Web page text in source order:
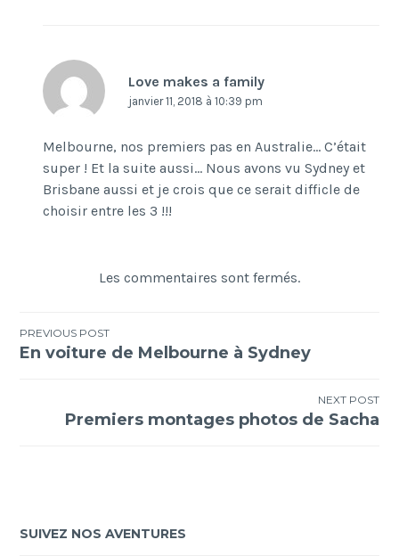
Love makes a family
janvier 11, 2018 à 10:39 pm
Melbourne, nos premiers pas en Australie… C’était
super ! Et la suite aussi… Nous avons vu Sydney et
Brisbane aussi et je crois que ce serait difficle de
choisir entre les 3 !!!
Les commentaires sont fermés.
Navigation
l’article
PREVIOUS POST
En voiture de Melbourne à Sydney
NEXT POST
Premiers montages photos de Sacha
SUIVEZ NOS AVENTURES